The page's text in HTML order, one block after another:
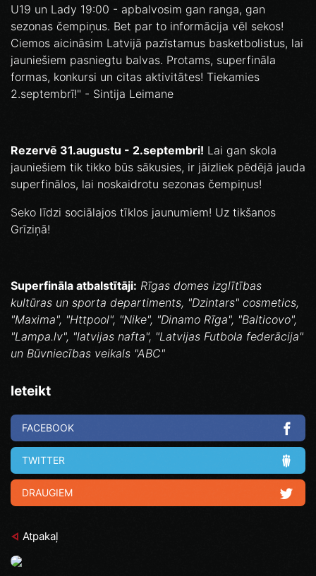
U19 un Lady 19:00 - apbalvosim gan ranga, gan
sezonas čempiņus. Bet par to informācija vēl sekos!
Ciemos aicināsim Latvijā pazīstamus basketbolistus, lai
jauniešiem pasniegtu balvas. Protams, superfināla
formas, konkursi un citas aktivitātes! Tiekamies
2.septembrī!" - Sintija Leimane
Rezervē 31.augustu - 2.septembri! Lai gan skola
jauniešiem tik tikko būs sākusies, ir jāizliek pēdējā jauda
superfinālos, lai noskaidrotu sezonas čempiņus!
Seko līdzi sociālajos tīklos jaunumiem! Uz tikšanos
Grīziņā!
Superfināla atbalstītāji: Rīgas domes izglītības
kultūras un sporta departiments, "Dzintars" cosmetics,
"Maxima", "Httpool", "Nike", "Dinamo Rīga", "Balticovo",
"Lampa.lv", "latvijas nafta", "Latvijas Futbola federācija"
un Būvniecības veikals "ABC"
Ieteikt
FACEBOOK
TWITTER
DRAUGIEM
Atpakaļ